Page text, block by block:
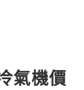
氣機價